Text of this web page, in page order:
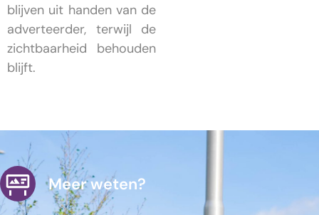
blijven uit handen van de
adverteerder, terwijl de
zichtbaarheid behouden
blijft.
Meer weten?